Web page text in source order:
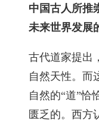
中国古人所推
未来世界发展
古代道家提出
自然天性。而
自然的“道”恰
匮乏的。西方